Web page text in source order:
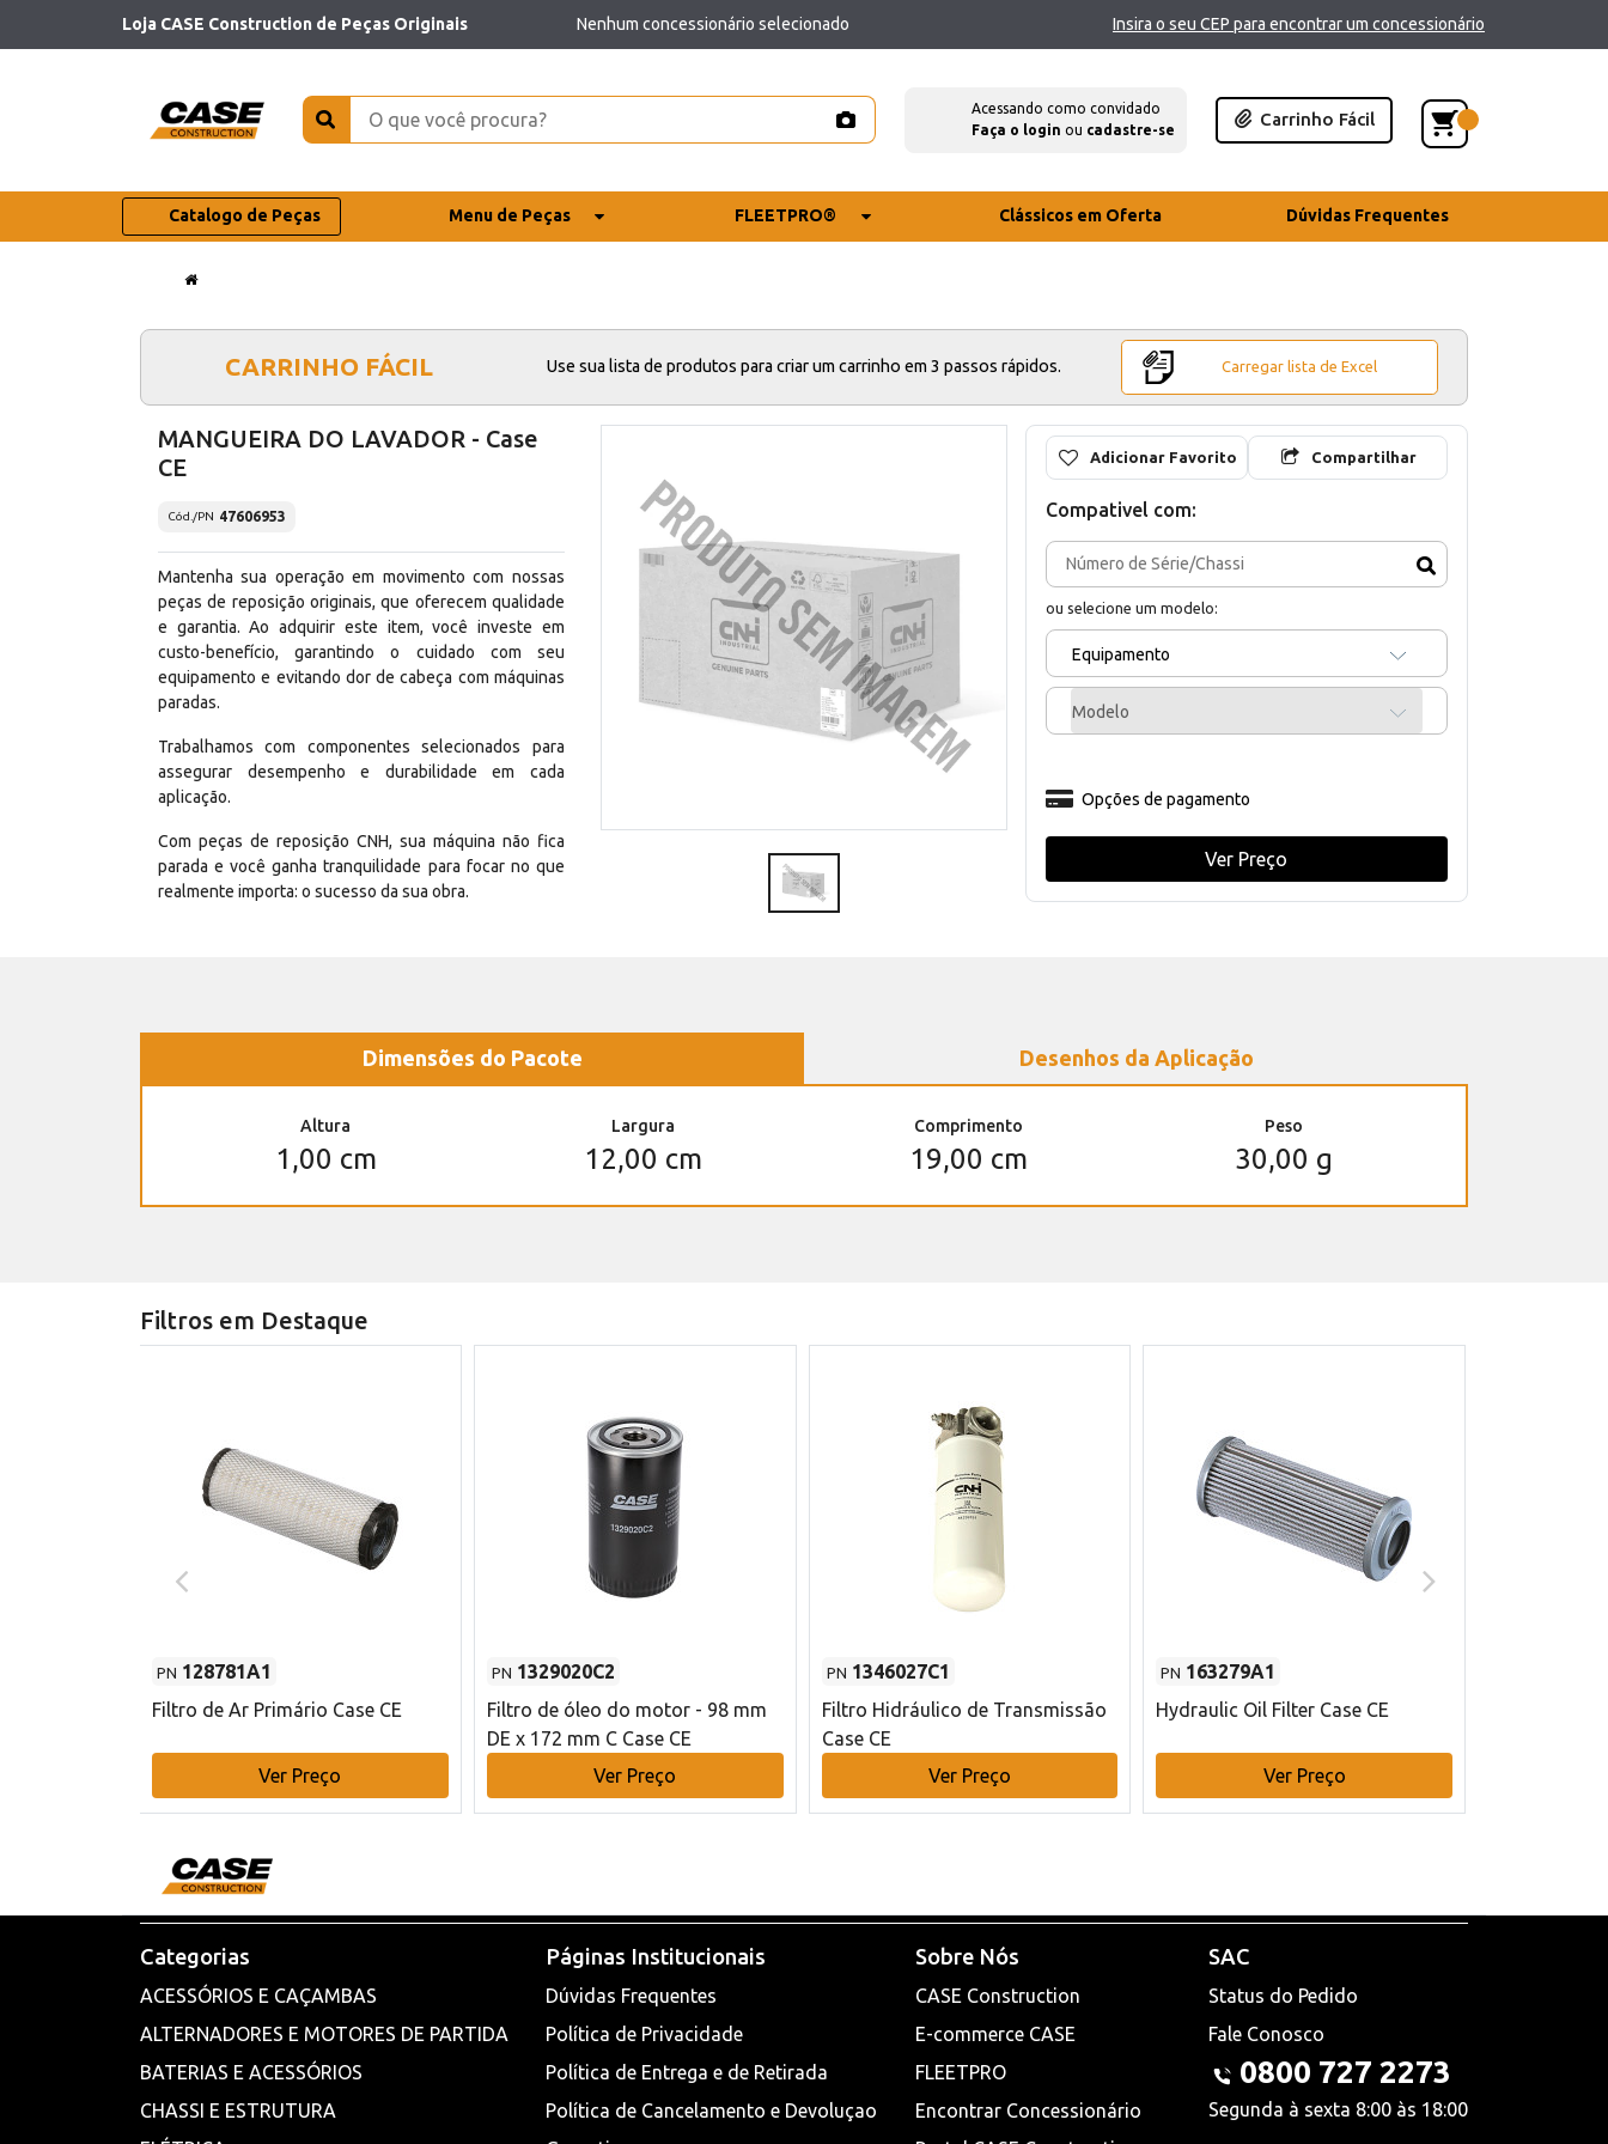
Loja CASE Construction de Peças Originais Nenhum concessionário selecionado Insira o seu CEP para encontrar um concessionário
Acessando como convidado
Faça o login ou cadastre-se
Carrinho Fácil
Catalogo de Peças Menu de Peças FLEETPRO® Clássicos em Oferta Dúvidas Frequentes
CARRINHO FÁCIL Use sua lista de produtos para criar um carrinho em 3 passos rápidos. Carregar lista de Excel
MANGUEIRA DO LAVADOR - Case
CE
Cód./PN 47606953
Mantenha sua operação em movimento com nossas
peças de reposição originais, que oferecem qualidade
e garantia. Ao adquirir este item, você investe em
custo-benefício, garantindo o cuidado com seu
equipamento e evitando dor de cabeça com máquinas
paradas.
Trabalhamos com componentes selecionados para
assegurar desempenho e durabilidade em cada
aplicação.
Com peças de reposição CNH, sua máquina não fica
parada e você ganha tranquilidade para focar no que
realmente importa: o sucesso da sua obra.
Adicionar Favorito Compartilhar
Compativel com:
ou selecione um modelo:
Equipamento
Modelo
Opções de pagamento
Ver Preço
Dimensões do Pacote Desenhos da Aplicação
Altura
1,00 cm
Largura
12,00 cm
Comprimento
19,00 cm
Peso
30,00 g
Filtros em Destaque
PN 128781A1
Filtro de Ar Primário Case CE
Ver Preço
PN 1329020C2
Filtro de óleo do motor - 98 mm
DE x 172 mm C Case CE
Ver Preço
PN 1346027C1
Filtro Hidráulico de Transmissão
Case CE
Ver Preço
PN 163279A1
Hydraulic Oil Filter Case CE
Ver Preço
Categorias
ACESSÓRIOS E CAÇAMBAS
ALTERNADORES E MOTORES DE PARTIDA
BATERIAS E ACESSÓRIOS
CHASSI E ESTRUTURA
Páginas Institucionais
Dúvidas Frequentes
Política de Privacidade
Política de Entrega e de Retirada
Política de Cancelamento e Devoluçao
Sobre Nós
CASE Construction
E-commerce CASE
FLEETPRO
Encontrar Concessionário
SAC
Status do Pedido
Fale Conosco
0800 727 2273
Segunda à sexta 8:00 às 18:00